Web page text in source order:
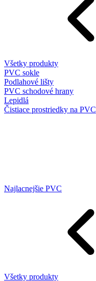
Všetky produkty
PVC sokle
Podlahové lišty
PVC schodové hrany
Lepidlá
Čistiace prostriedky na PVC
Najlacnejšie PVC
Všetky produkty